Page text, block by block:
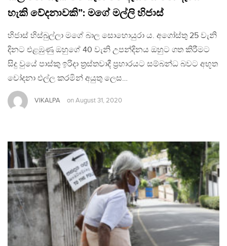
හැකි වේදනාවකි”: මගේ මල්ලි හිජාස්
හිජාස් හිස්බුල්ලා මගේ බාල සොහොයුරා ය. අගෝස්තු 25 වැනි
දිනට එළඹුණු ඔහුගේ 40 වැනි උපන්දිනය ඔහුට ගත කිරීමට
සිදු වුයේ පාස්කු ඉරිදා ත්‍රස්තවාදී ප්‍රහාරයට සම්බන්ධ බවට අභූත
චෝදනා එල්ල කරමින් අයුතු ලෙස…
VIKALPA on August 31, 2020